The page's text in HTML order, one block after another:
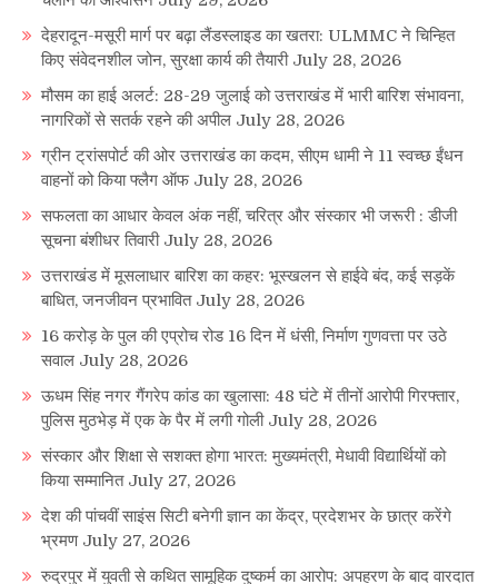
देहरादून-मसूरी मार्ग पर बढ़ा लैंडस्लाइड का खतरा: ULMMC ने चिन्हित
किए संवेदनशील जोन, सुरक्षा कार्य की तैयारी July 28, 2026
मौसम का हाई अलर्ट: 28-29 जुलाई को उत्तराखंड में भारी बारिश संभावना,
नागरिकों से सतर्क रहने की अपील July 28, 2026
ग्रीन ट्रांसपोर्ट की ओर उत्तराखंड का कदम, सीएम धामी ने 11 स्वच्छ ईंधन
वाहनों को किया फ्लैग ऑफ July 28, 2026
सफलता का आधार केवल अंक नहीं, चरित्र और संस्कार भी जरूरी : डीजी
सूचना बंशीधर तिवारी July 28, 2026
उत्तराखंड में मूसलाधार बारिश का कहर: भूस्खलन से हाईवे बंद, कई सड़कें
बाधित, जनजीवन प्रभावित July 28, 2026
16 करोड़ के पुल की एप्रोच रोड 16 दिन में धंसी, निर्माण गुणवत्ता पर उठे
सवाल July 28, 2026
ऊधम सिंह नगर गैंगरेप कांड का खुलासा: 48 घंटे में तीनों आरोपी गिरफ्तार,
पुलिस मुठभेड़ में एक के पैर में लगी गोली July 28, 2026
संस्कार और शिक्षा से सशक्त होगा भारत: मुख्यमंत्री, मेधावी विद्यार्थियों को
किया सम्मानित July 27, 2026
देश की पांचवीं साइंस सिटी बनेगी ज्ञान का केंद्र, प्रदेशभर के छात्र करेंगे
भ्रमण July 27, 2026
रुद्रपुर में युवती से कथित सामूहिक दुष्कर्म का आरोप: अपहरण के बाद वारदात